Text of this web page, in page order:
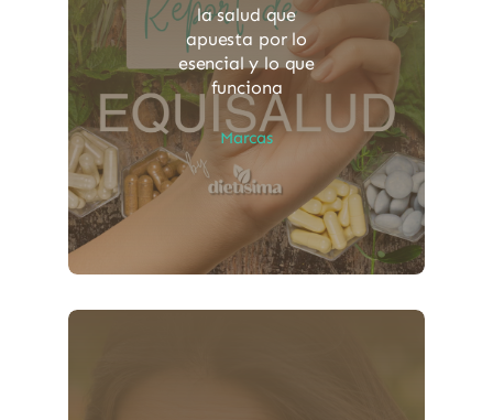
la salud que
apuesta por lo
esencial y lo que
funciona
Marcas